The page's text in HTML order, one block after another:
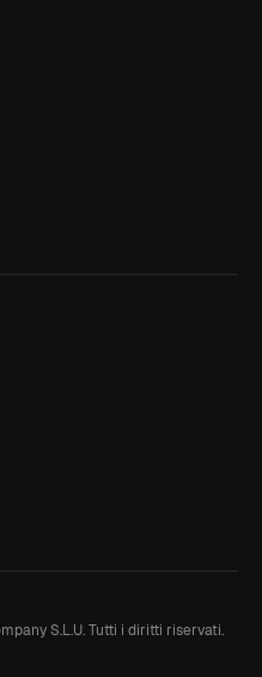
S.L.U. Tutti i diritti riservati.